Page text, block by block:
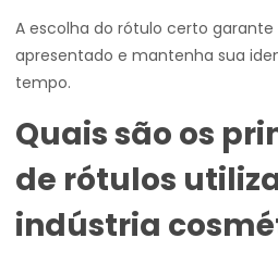
A escolha do rótulo certo
apresentado e mantenha sua
tempo.
Quais são os
de rótulos
indústria